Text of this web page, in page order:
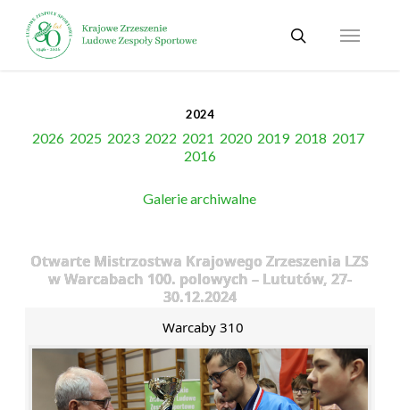
main
content
search
Menu
2024
2026 2025 2023 2022 2021 2020 2019 2018 2017
2016
Galerie archiwalne
Otwarte Mistrzostwa Krajowego Zrzeszenia LZS
w Warcabach 100. polowych – Lututów, 27-
30.12.2024
Warcaby 310